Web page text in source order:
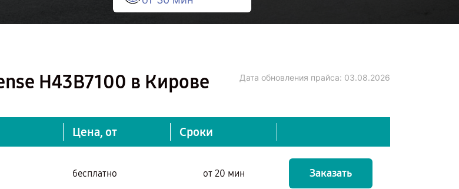
H43B7100 в Кирове Дата обновления прайса: 03.08.2026
Цена, от Сроки
бесплатно от 20 мин Заказать